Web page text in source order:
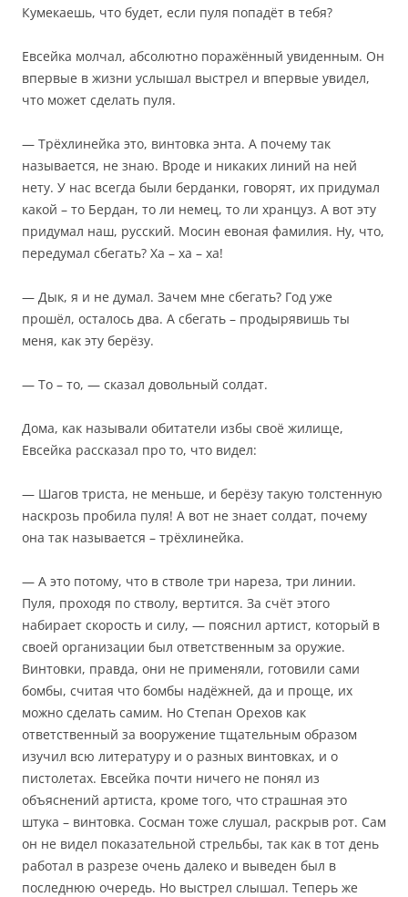
Кумекаешь, что будет, если пуля попадёт в тебя?
Евсейка молчал, абсолютно поражённый увиденным. Он
впервые в жизни услышал выстрел и впервые увидел,
что может сделать пуля.
— Трёхлинейка это, винтовка энта. А почему так
называется, не знаю. Вроде и никаких линий на ней
нету. У нас всегда были берданки, говорят, их придумал
какой – то Бердан, то ли немец, то ли хранцуз. А вот эту
придумал наш, русский. Мосин евоная фамилия. Ну, что,
передумал сбегать? Ха – ха – ха!
— Дык, я и не думал. Зачем мне сбегать? Год уже
прошёл, осталось два. А сбегать – продырявишь ты
меня, как эту берёзу.
— То – то, — сказал довольный солдат.
Дома, как называли обитатели избы своё жилище,
Евсейка рассказал про то, что видел:
— Шагов триста, не меньше, и берёзу такую толстенную
наскрозь пробила пуля! А вот не знает солдат, почему
она так называется – трёхлинейка.
— А это потому, что в стволе три нареза, три линии.
Пуля, проходя по стволу, вертится. За счёт этого
набирает скорость и силу, — пояснил артист, который в
своей организации был ответственным за оружие.
Винтовки, правда, они не применяли, готовили сами
бомбы, считая что бомбы надёжней, да и проще, их
можно сделать самим. Но Степан Орехов как
ответственный за вооружение тщательным образом
изучил всю литературу и о разных винтовках, и о
пистолетах. Евсейка почти ничего не понял из
объяснений артиста, кроме того, что страшная это
штука – винтовка. Сосман тоже слушал, раскрыв рот. Сам
он не видел показательной стрельбы, так как в тот день
работал в разрезе очень далеко и выведен был в
последнюю очередь. Но выстрел слышал. Теперь же